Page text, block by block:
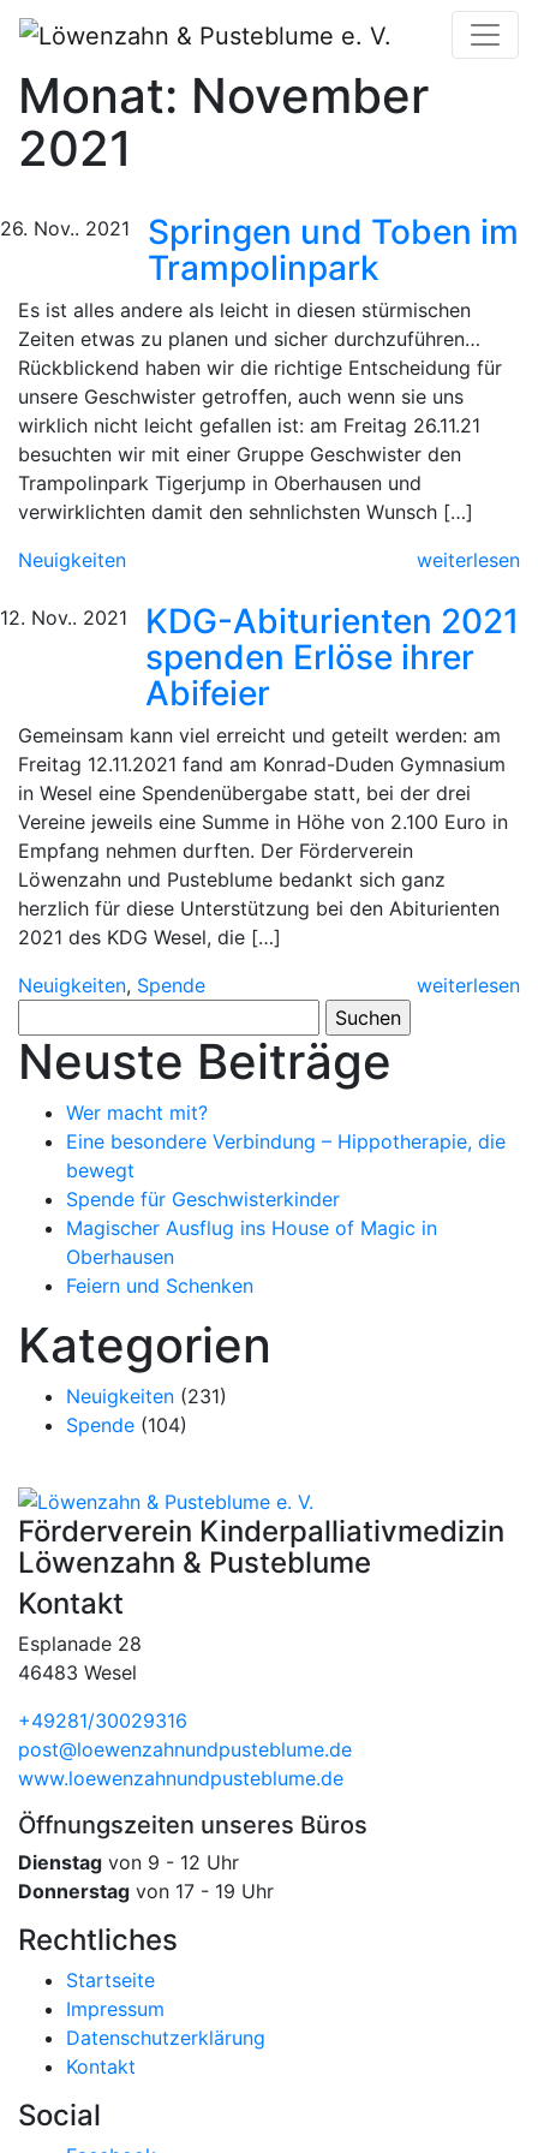
Monat: November
2021
26. Nov.. 2021
Springen und Toben im
Trampolinpark
Es ist alles andere als leicht in diesen stürmischen
Zeiten etwas zu planen und sicher durchzuführen…
Rückblickend haben wir die richtige Entscheidung für
unsere Geschwister getroffen, auch wenn sie uns
wirklich nicht leicht gefallen ist: am Freitag 26.11.21
besuchten wir mit einer Gruppe Geschwister den
Trampolinpark Tigerjump in Oberhausen und
verwirklichten damit den sehnlichsten Wunsch […]
Neuigkeiten
weiterlesen
12. Nov.. 2021
KDG-Abiturienten 2021
spenden Erlöse ihrer
Abifeier
Gemeinsam kann viel erreicht und geteilt werden: am
Freitag 12.11.2021 fand am Konrad-Duden Gymnasium
in Wesel eine Spendenübergabe statt, bei der drei
Vereine jeweils eine Summe in Höhe von 2.100 Euro in
Empfang nehmen durften. Der Förderverein
Löwenzahn und Pusteblume bedankt sich ganz
herzlich für diese Unterstützung bei den Abiturienten
2021 des KDG Wesel, die […]
Neuigkeiten, Spende
weiterlesen
nach:
Neuste Beiträge
Wer macht mit?
Eine besondere Verbindung – Hippotherapie, die
bewegt
Spende für Geschwisterkinder
Magischer Ausflug ins House of Magic in
Oberhausen
Feiern und Schenken
Kategorien
Neuigkeiten (231)
Spende (104)
Förderverein Kinder­palliativ­medizin
Löwenzahn & Pusteblume
Kontakt
Esplanade 28
46483 Wesel
+49281/30029316
post@loewenzahn­und­pusteblume.de
www.loewenzahnund­pusteblume.de
Öffnungszeiten unseres Büros
Dienstag von 9 - 12 Uhr
Donnerstag von 17 - 19 Uhr
Rechtliches
Startseite
Impressum
Datenschutzerklärung
Kontakt
Social